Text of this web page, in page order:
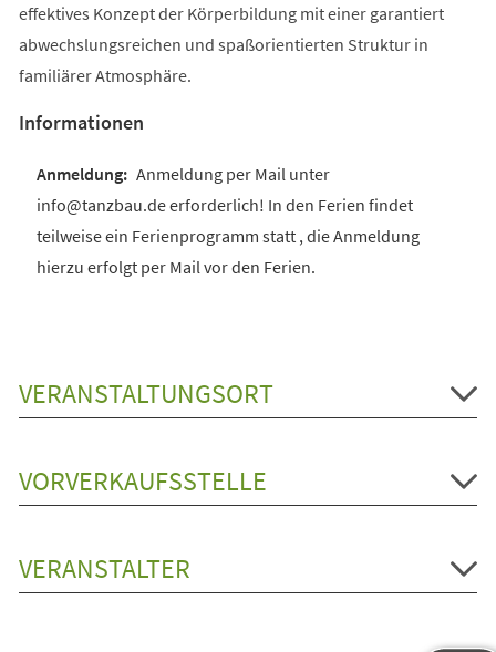
effektives Konzept der Körperbildung mit einer garantiert
abwechslungsreichen und spaßorientierten Struktur in
familiärer Atmosphäre.
Informationen
Anmeldung per Mail unter
info@tanzbau.de erforderlich! In den Ferien findet
teilweise ein Ferienprogramm statt , die Anmeldung
hierzu erfolgt per Mail vor den Ferien.
VERANSTALTUNGSORT
VORVERKAUFSSTELLE
VERANSTALTER